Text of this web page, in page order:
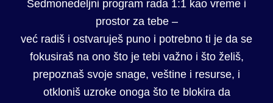
Sedmonedeljni program rada 1:1 kao vreme i
prostor za tebe –
već radiš i ostvaruješ puno i potrebno ti je da se
fokusiraš na ono što je tebi važno i što želiš,
prepoznaš svoje snage, veštine i resurse, i
otkloniš uzroke onoga što te blokira da